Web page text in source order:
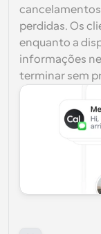
perdidas. Os
enquanto a
informações
terminar sem